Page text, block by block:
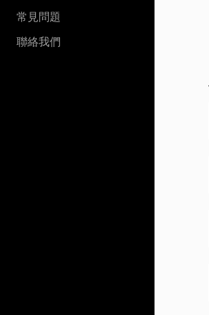
常見問題
聯絡我們